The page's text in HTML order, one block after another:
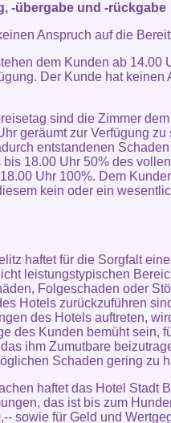
-übergabe und -rückgabe
Anspruch auf die
dem Kunden ab 14.00
Der Kunde hat keinen
sind die Zimmer
geräumt zur Verfügung
entstandenen
bis 18.00 Uhr 50% des
Uhr 100%. Dem
kein oder ein
haftet für die Sorgfalt
leistungstypischen
Folgeschaden oder
Hotels zurückzuführen
des Hotels auftreten,
des Kunden bemüht sein,
ihm Zumutbare
Schaden gering zu
haftet das Hotel Stadt
das ist bis zum
sowie für Geld und